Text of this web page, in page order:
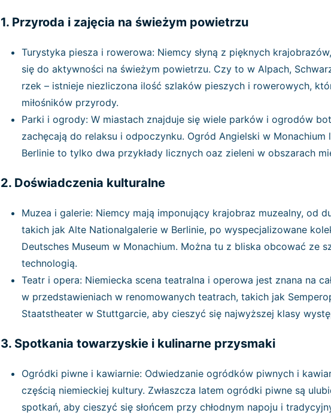
1. Przyroda i zajęcia na świeżym powietrzu
Turystyka piesza i rowerowa: Niemcy słyną z pięknych
się do aktywności na świeżym powietrzu. Czy to w Alpach,
rzek – istnieje niezliczona ilość szlaków pieszych i rowerowych,
miłośników przyrody.
Parki i ogrody: W miastach znajduje się wiele parków i ogrodów
zachęcają do relaksu i odpoczynku. Ogród Angielski w Monachium
Berlinie to tylko dwa przykłady licznych oaz zieleni w obszarach
2. Doświadczenia kulturalne
Muzea i galerie: Niemcy mają imponujący krajobraz muzealny, od
takich jak Alte Nationalgalerie w Berlinie, po wyspecjalizowane
Deutsches Museum w Monachium. Można tu z bliska obcować ze
technologią.
Teatr i opera: Niemiecka scena teatralna i operowa jest znana na
w przedstawieniach w renomowanych teatrach, takich jak
Staatstheater w Stuttgarcie, aby cieszyć się najwyższej klasy
3. Spotkania towarzyskie i kulinarne przysmaki
Ogródki piwne i kawiarnie: Odwiedzanie ogródków piwnych i
częścią niemieckiej kultury. Zwłaszcza latem ogródki piwne są
spotkań, aby cieszyć się słońcem przy chłodnym napoju i